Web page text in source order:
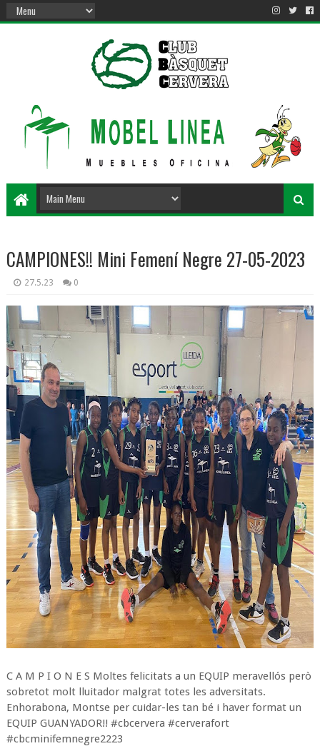
CAMPIONES!! Mini Femení Negre 27-05-2023
27.5.23 0
C A M P I O N E S Moltes felicitats a un EQUIP meravellós però
sobretot molt lluitador malgrat totes les adversitats.
Enhorabona, Montse per cuidar-les tan bé i haver format un
EQUIP GUANYADOR!! #cbcervera #cerverafort
#cbcminifemnegre2223